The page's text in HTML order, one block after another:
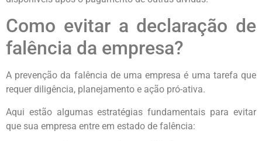
Como evitar a declaração de
falência da empresa?
A prevenção da falência de uma empresa é uma tarefa que
requer diligência, planejamento e ação pró-ativa.
Aqui estão algumas estratégias fundamentais para evitar
que sua empresa entre em estado de falência: